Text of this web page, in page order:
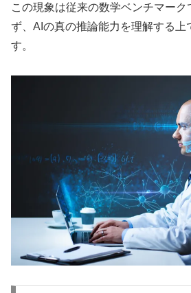
この現象は従来の数学ベンチマーク
ず、AIの真の推論能力を理解する上
す。